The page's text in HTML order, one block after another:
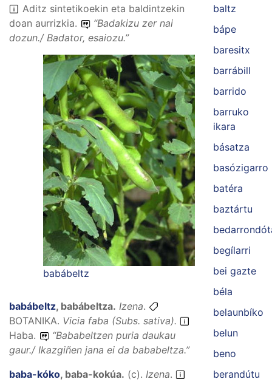
Aditz sintetikoekin eta baldintzekin
doan aurrizkia.
“Badakizu zer nai
dozun./ Badator, esaiozu.”
babábeltz
babábeltz, babábeltza. Izena.
BOTANIKA. Vicia faba (Subs. sativa).
Haba.
“Bababeltzen puria daukau
gaur./ Ikazgiñen jana ei da bababeltza.”
baba-kóko, baba-kokúa. (c). Izena.
baltz
bápe
baresitx
barrábill
barrido
barruko
ikara
básatza
basózigarro
batéra
baztártu
begílarri
bei gazte
béla
belaunbíko
belun
beno
berandútu